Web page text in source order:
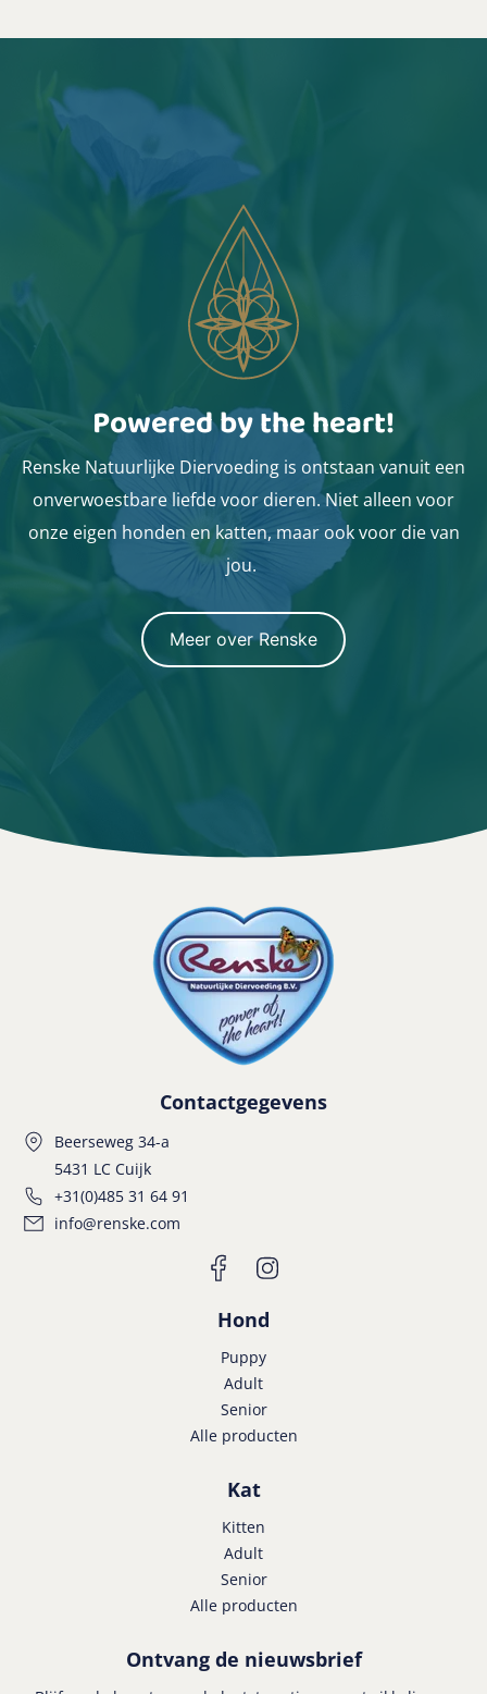
Powered by the heart!
Renske Natuurlijke Diervoeding is ontstaan vanuit een
onverwoestbare liefde voor dieren. Niet alleen voor
onze eigen honden en katten, maar ook voor die van
jou.
Meer over Renske
Contactgegevens
Beerseweg 34-a
5431 LC Cuijk
+31(0)485 31 64 91
info@renske.com
Hond
Puppy
Adult
Senior
Alle producten
Kat
Kitten
Adult
Senior
Alle producten
Ontvang de nieuwsbrief